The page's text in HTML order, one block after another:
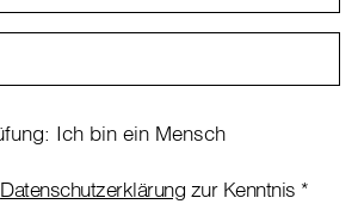
Datenschutzerklärung zur Kenntnis *